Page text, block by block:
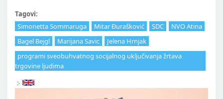
Tagovi:
Simonetta Sommaruga
Mitar Đurašković SDC
NVO Atina
Bagel Bejgl
Marijana Savic
Jelena Hrnjak
programi sveobuhvatnog socijalnog uključivanja žrtava
trgovine ljudima